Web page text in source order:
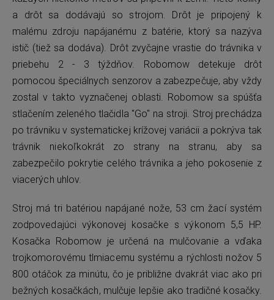
a drôt sa dodávajú so strojom. Drôt je pripojený k
malému zdroju napájanému z batérie, ktorý sa nazýva
istič (tiež sa dodáva). Drôt zvyčajne vrastie do trávnika v
priebehu 2 - 3 týždňov. Robomow detekuje drôt
pomocou špeciálnych senzorov a zabezpečuje, aby vždy
zostal v takto vyznačenej oblasti. Robomow sa spúšťa
stlačením zeleného tlačidla "Go" na stroji. Stroj prechádza
po trávniku v systematickej krížovej variácii a pokrýva tak
trávnik niekoľkokrát zo strany na stranu, aby sa
zabezpečilo pokrytie celého trávnika a jeho pokosenie z
viacerých uhlov.
Stroj má tri batériou napájané nože, 53 cm žací systém
zodpovedajúci výkonovej kosačke s výkonom 5,5 HP.
Kosačka Robomow je určená na mulčovanie a vďaka
trojkomorovému tlmiacemu systému a rýchlosti nožov 5
800 otáčok za minútu, čo je približne dvakrát viac ako pri
bežných kosačkách, mulčuje lepšie ako tradičné kosačky.